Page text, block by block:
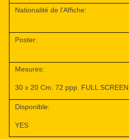
Nationalité de l'Affiche:
Poster:
Mesures:
30 x 20 Cm. 72 ppp. FULL
Disponible:
YES